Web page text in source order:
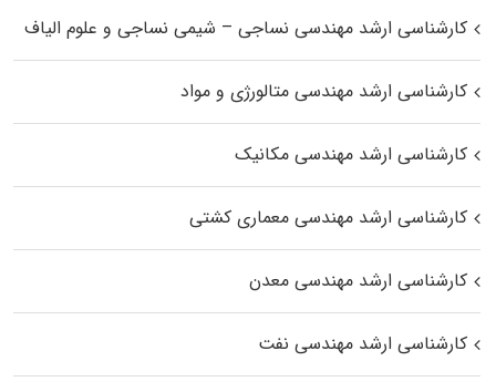
کارشناسی ارشد مهندسی نساجی – شیمی نساجی و علوم الیاف
کارشناسی ارشد مهندسی متالورژی و مواد
کارشناسی ارشد مهندسی مکانیک
کارشناسی ارشد مهندسی معماری کشتی
کارشناسی ارشد مهندسی معدن
کارشناسی ارشد مهندسی نفت